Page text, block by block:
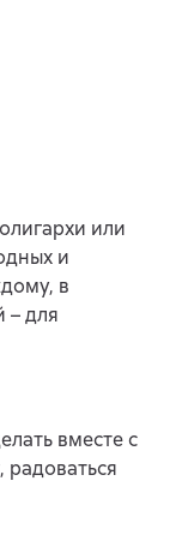
или
и
в
– для
вместе с